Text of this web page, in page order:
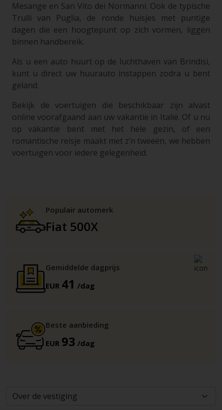
Mesange en San Vito dei Normanni. Ook de typische
Trulli van Puglia, de ronde huisjes met puntige
dagen die een hoogtepunt op zich vormen, liggen
binnen handbereik.
Als u een auto huurt op de luchthaven van Brindisi,
kunt u direct uw huurauto instappen zodra u bent
geland.
Bekijk de voertuigen die beschikbaar zijn alvast
online voorafgaand aan uw vakantie in Italië. Of u nu
op vakantie bent met het hele gezin, of een
romantische reisje maakt met z’n tweeën, we hebben
voertuigen voor iedere gelegenheid.
Populair automerk
Fiat 500X
Gemiddelde dagprijs
EUR 41 /dag
Beste aanbieding
EUR 93 /dag